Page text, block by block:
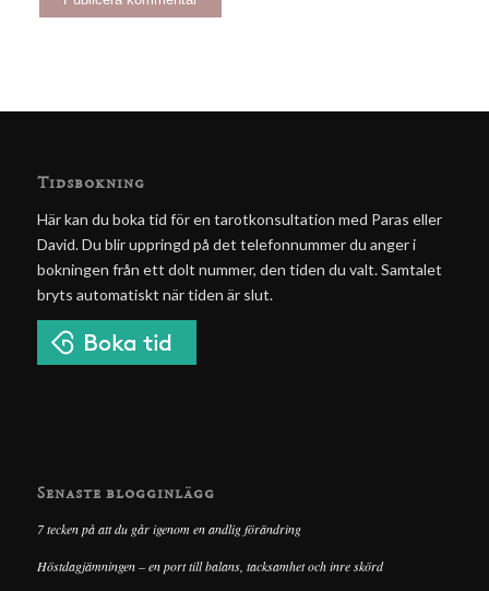
Tidsbokning
Här kan du boka tid för en tarotkonsultation med Paras eller
David. Du blir uppringd på det telefonnummer du anger i
bokningen från ett dolt nummer, den tiden du valt. Samtalet
bryts automatiskt när tiden är slut.
Senaste blogginlägg
7 tecken på att du går igenom en andlig förändring
Höstdagjämningen – en port till balans, tacksamhet och inre skörd